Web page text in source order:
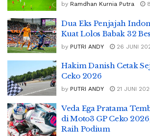
by Ramdhan Kurnia Putra 8
Dua Eks Penjajah
Kuat Lolos Babak 32
by PUTRI ANDY 26 JUNI
Hakim Danish Cetak
Ceko 2026
by PUTRI ANDY 21 JUNI
Veda Ega Pratama
di Moto3 GP Ceko
Raih Podium